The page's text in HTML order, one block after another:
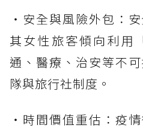
・安全與風險外包：
其女性旅客傾向利用
通、醫療、治安等不
隊與旅行社制度。
・時間價值重估：疫